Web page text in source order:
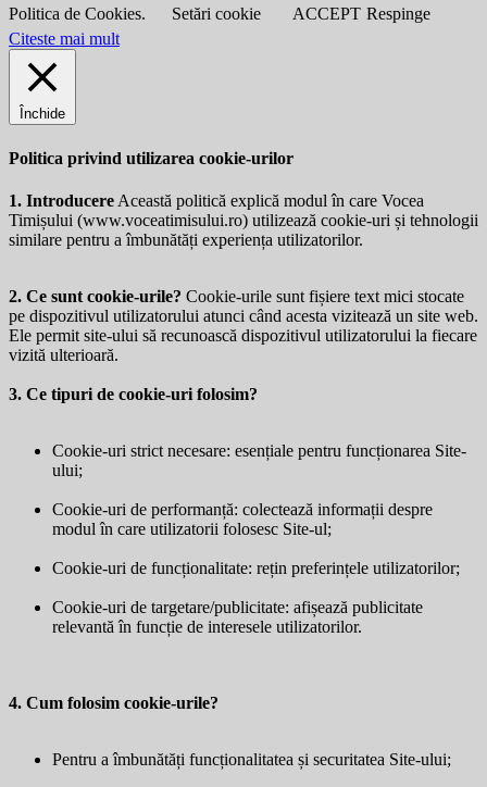
Politica de Cookies.
Setări cookie ACCEPT Respinge
Citeste mai mult
Închide
Politica privind utilizarea cookie-urilor
1. Introducere Această politică explică modul în care Vocea
Timișului (www.voceatimisului.ro) utilizează cookie-uri și tehnologii
similare pentru a îmbunătăți experiența utilizatorilor.
2. Ce sunt cookie-urile? Cookie-urile sunt fișiere text mici stocate
pe dispozitivul utilizatorului atunci când acesta vizitează un site web.
Ele permit site-ului să recunoască dispozitivul utilizatorului la fiecare
vizită ulterioară.
3. Ce tipuri de cookie-uri folosim?
Cookie-uri strict necesare: esențiale pentru funcționarea Site-
ului;
Cookie-uri de performanță: colectează informații despre
modul în care utilizatorii folosesc Site-ul;
Cookie-uri de funcționalitate: rețin preferințele utilizatorilor;
Cookie-uri de targetare/publicitate: afișează publicitate
relevantă în funcție de interesele utilizatorilor.
4. Cum folosim cookie-urile?
Pentru a îmbunătăți funcționalitatea și securitatea Site-ului;